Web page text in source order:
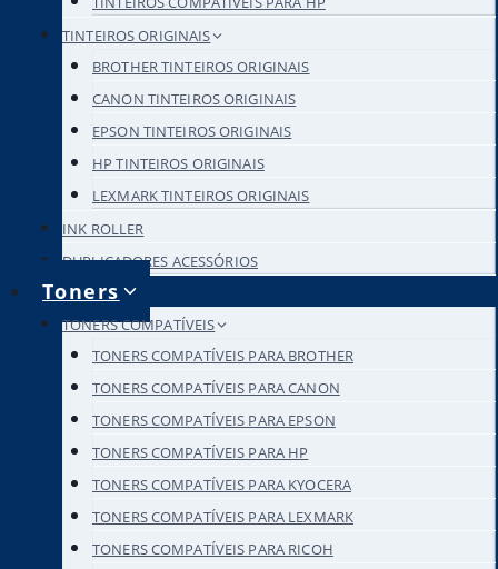
TINTEIROS ORIGINAIS
BROTHER TINTEIROS ORIGINAIS
CANON TINTEIROS ORIGINAIS
EPSON TINTEIROS ORIGINAIS
HP TINTEIROS ORIGINAIS
LEXMARK TINTEIROS ORIGINAIS
INK ROLLER
DUPLICADORES ACESSÓRIOS
Toners
TONERS COMPATÍVEIS
TONERS COMPATÍVEIS PARA BROTHER
TONERS COMPATÍVEIS PARA CANON
TONERS COMPATÍVEIS PARA EPSON
TONERS COMPATÍVEIS PARA HP
TONERS COMPATÍVEIS PARA KYOCERA
TONERS COMPATÍVEIS PARA LEXMARK
TONERS COMPATÍVEIS PARA RICOH